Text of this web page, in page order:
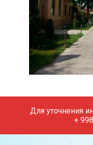
Для уточнения
+